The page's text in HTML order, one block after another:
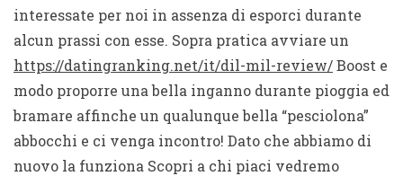
interessate per noi in assenza di esporci durante
alcun prassi con esse. Sopra pratica avviare un
https://datingranking.net/it/dil-mil-review/Boost e
modo proporre una bella inganno durante pioggia ed
bramare affinche un qualunque bella “pesciolona”
abbocchi e ci venga incontro! Dato che abbiamo di
nuovo la funziona Scopri a chi piaci vedremo